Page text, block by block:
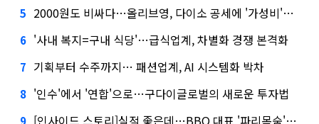
5 2000원도 비싸다…올리브영, 다이소 공세에 '가성비'로 맞불
6 '사내 복지=구내 식당'…급식업계, 차별화 경쟁 본격화
7 기획부터 수주까지… 패션업계, AI 시스템화 박차
8 '인수'에서 '연합'으로…구다이글로벌의 새로운 투자법
9 [인사이드 스토리]실적 좋은데…BBQ 대표 '파리목숨'된 이유